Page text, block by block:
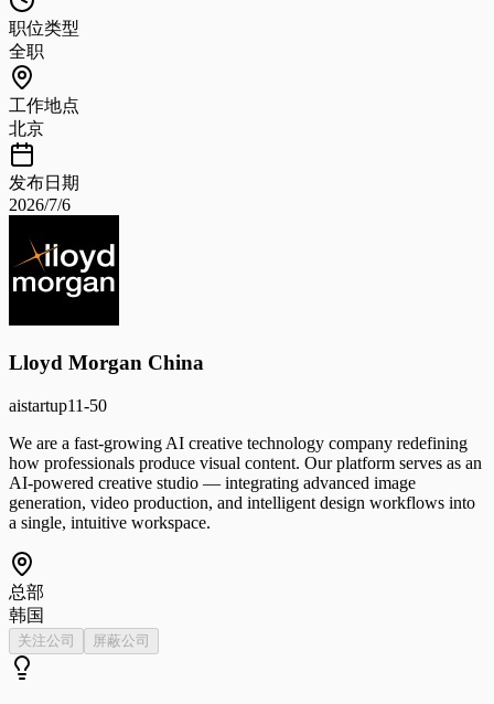
职位类型
全职
工作地点
北京
发布日期
2026/7/6
Lloyd Morgan China
aistartup11-50
We are a fast-growing AI creative technology company redefining
how professionals produce visual content. Our platform serves as an
AI-powered creative studio — integrating advanced image
generation, video production, and intelligent design workflows into
a single, intuitive workspace.
总部
韩国
关注公司 屏蔽公司